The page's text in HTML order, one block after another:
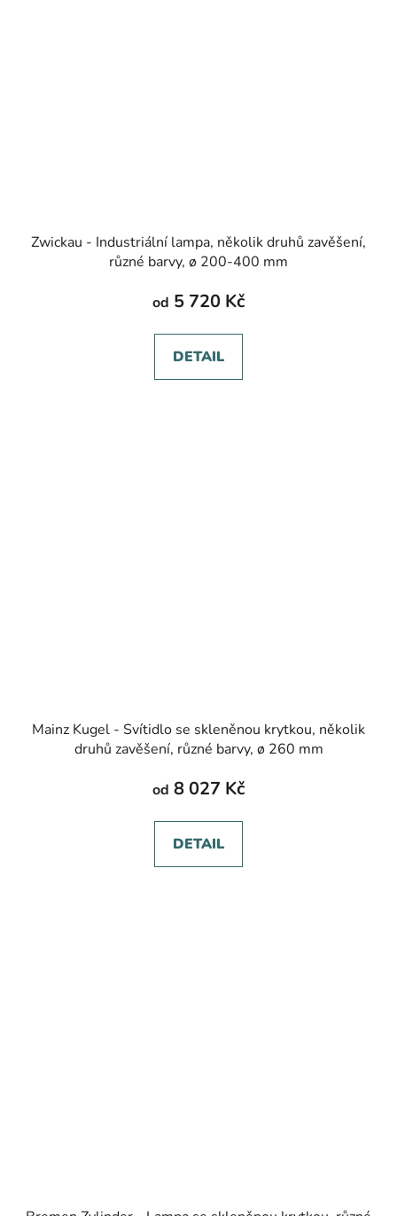
Zwickau - Industriální lampa, několik druhů zavěšení,
různé barvy, ø 200-400 mm
od 5 720 Kč
DETAIL
Mainz Kugel - Svítidlo se skleněnou krytkou, několik
druhů zavěšení, různé barvy, ø 260 mm
od 8 027 Kč
DETAIL